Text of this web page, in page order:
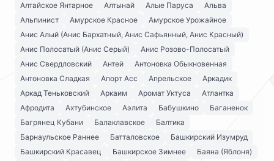
Алтайское Янтарное
Алтынай Алые Паруса
Альва
Альпинист
Амурское Красное
Амурское Урожайное
Анис Алый (Анис Бархатный, Анис Сафьянный, Анис Красный)
Анис Полосатый (Анис Серый)
Анис Розово-Полосатый
Анис Свердловский
Антей
Антоновка Обыкновенная
Антоновка Сладкая
Апорт Асс Апрельское
Аркадик
Аркад Теньковский
Аркаим Аромат Уктуса
Атлантка
Афродита
Ахтубинское Аэлита Бабушкино
Баганенок
Багрянец Кубани
Балаклавское
Балтика
Барнаульское Раннее
Батталовское
Башкирский Изумруд
Башкирский Красавец
Башкирское Зимнее
Баяна (Яблоня)